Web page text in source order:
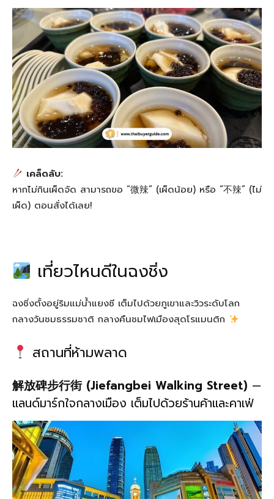
เคล็ดลับ:
หากไม่กินเผ็ดจัด สามารถขอ “微辣” (เผ็ดน้อย) หรือ “不辣” (ไม่
เผ็ด) ตอนสั่งได้เลย!
เที่ยวไหนดีในฉงชิ่ง
ฉงชิ่งตั้งอยู่ริมแม่น้ำแยงซี เต็มไปด้วยภูเขาและวิวระดับโลก
กลางวันชมธรรมชาติ กลางคืนชมไฟเมืองสุดโรแมนติก
สถานที่ห้ามพลาด
解放碑步行街 (Jiefangbei Walking Street) —
แลนด์มาร์กใจกลางเมือง เต็มไปด้วยร้านค้าและคาเฟ่